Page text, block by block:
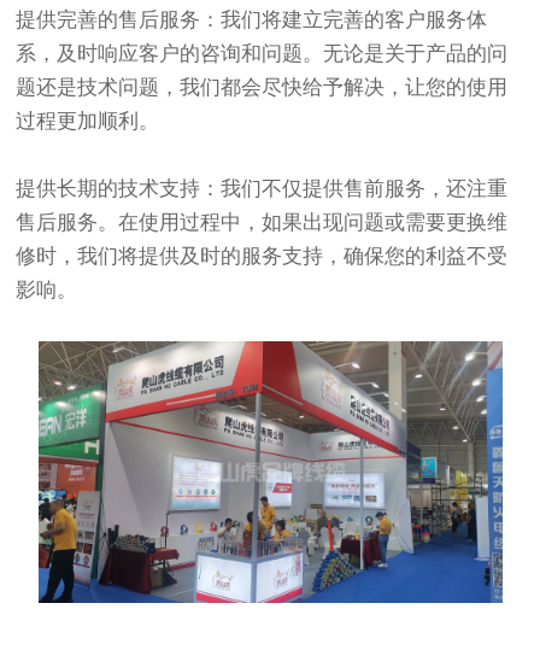
提供完善的售后服务：我们将建立完善的客户服务体
系，及时响应客户的咨询和问题。无论是关于产品的问
题还是技术问题，我们都会尽快给予解决，让您的使用
过程更加顺利。
提供长期的技术支持：我们不仅提供售前服务，还注重
售后服务。在使用过程中，如果出现问题或需要更换维
修时，我们将提供及时的服务支持，确保您的利益不受
影响。